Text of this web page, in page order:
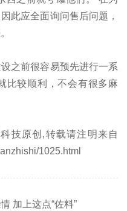
此应全面询问售后问题，
之前很容易预先进行一系
比较顺利，不会有很多麻
技原创,转载请注明来自
1025.html
加上这点“佐料”